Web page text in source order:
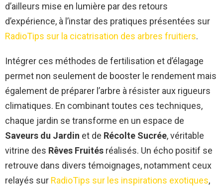
d’ailleurs mise en lumière par des retours
d’expérience, à l’instar des pratiques présentées sur
RadioTips sur la cicatrisation des arbres fruitiers.
Intégrer ces méthodes de fertilisation et d’élagage
permet non seulement de booster le rendement mais
également de préparer l’arbre à résister aux rigueurs
climatiques. En combinant toutes ces techniques,
chaque jardin se transforme en un espace de
Saveurs du Jardin et de Récolte Sucrée, véritable
vitrine des Rêves Fruités réalisés. Un écho positif se
retrouve dans divers témoignages, notamment ceux
relayés sur RadioTips sur les inspirations exotiques,